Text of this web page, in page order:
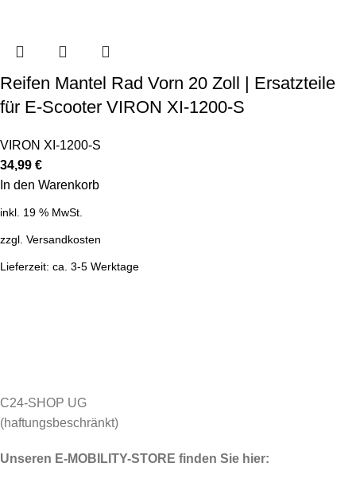
Reifen Mantel Rad Vorn 20 Zoll | Ersatzteile
für E-Scooter VIRON XI-1200-S
VIRON XI-1200-S
34,99 €
In den Warenkorb
inkl. 19 % MwSt.
zzgl. Versandkosten
Lieferzeit: ca. 3-5 Werktage
C24-SHOP UG
(haftungsbeschränkt)
Unseren E-MOBILITY-STORE finden Sie hier: